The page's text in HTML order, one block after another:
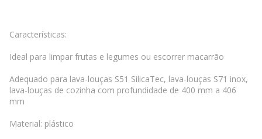
Características:
Ideal para limpar frutas e legumes ou escorrer macarrão
Adequado para lava-louças S51 SilicaTec, lava-louças S71 inox,
lava-louças de cozinha com profundidade de 400 mm a 406
mm
Material: plástico